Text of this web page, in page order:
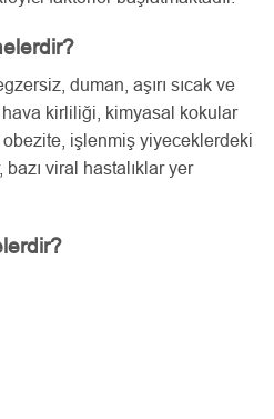
duman, aşırı sıcak ve
hava kirliliği, kimyasal kokular
işlenmiş yiyeceklerdeki
viral hastalıklar yer